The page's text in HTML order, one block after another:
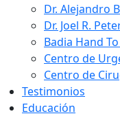
Dr. Alejandro
Dr. Joel R.
Badia Hand
Centro de
Centro de
Testimonios
Educación